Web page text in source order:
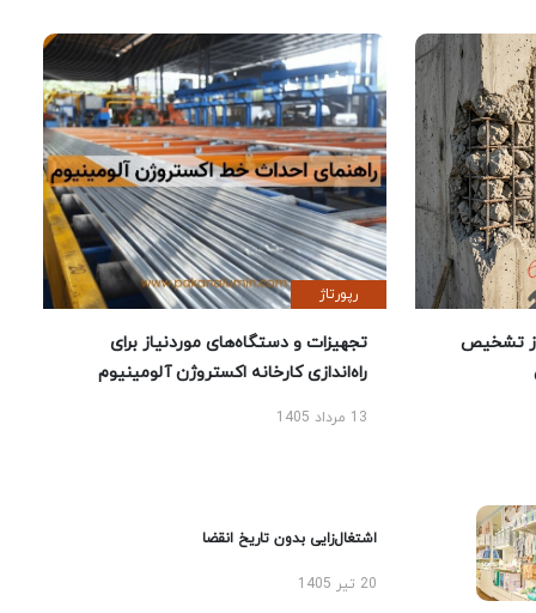
تشخیص
رپورتاژ
تجهیزات و دستگاه‌های موردنیاز برای
راه‌اندازی کارخانه اکستروژن آلومینیوم
13 مرداد 1405
اشتغال‌زایی بدون تاریخ انقضا
20 تیر 1405